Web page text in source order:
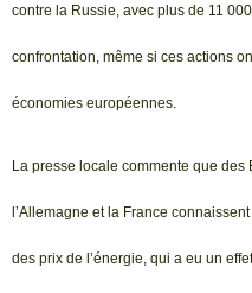
contre la Russie, avec plus de 11
confrontation, même si ces actions
économies européennes.
La presse locale commente que
l’Allemagne et la France
des prix de l’énergie, qui a eu un